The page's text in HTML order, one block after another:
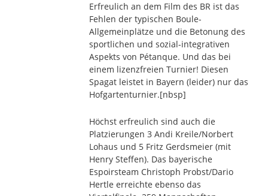
Erfreulich an dem Film des BR ist das
Fehlen der typischen Boule-
Allgemeinplätze und die Betonung des
sportlichen und sozial-integrativen
Aspekts von Pétanque. Und das bei
einem lizenzfreien Turnier! Diesen
Spagat leistet in Bayern (leider) nur das
Hofgartenturnier.[nbsp]
Höchst erfreulich sind auch die
Platzierungen 3 Andi Kreile/Norbert
Lohaus und 5 Fritz Gerdsmeier (mit
Henry Steffen). Das bayerische
Espoirsteam Christoph Probst/Dario
Hertle erreichte ebenso das